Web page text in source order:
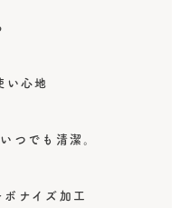
い心地
つでも清潔。
ナイズ加工